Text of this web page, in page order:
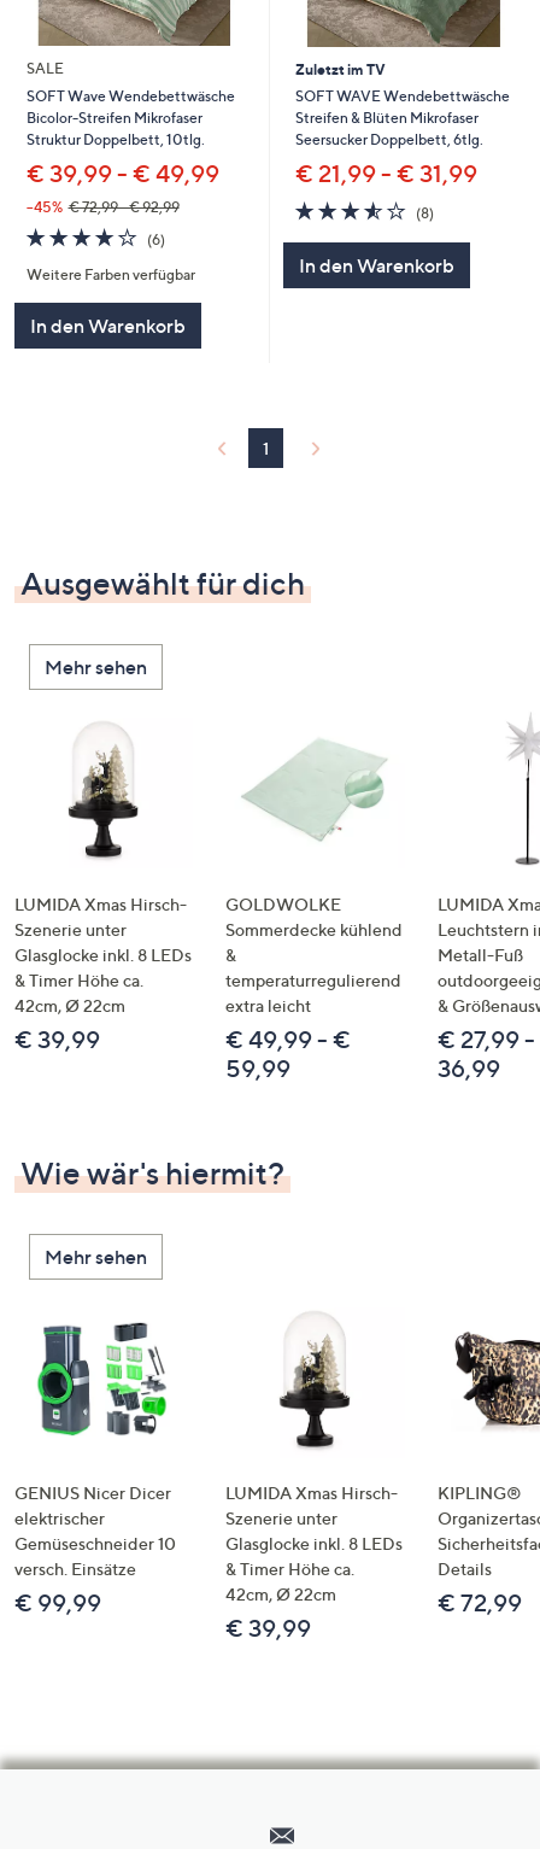
SALE
SOFT Wave Wendebettwäsche
Bicolor-Streifen Mikrofaser
Struktur Doppelbett, 10tlg.
€ 39,99 - € 49,99
--45% € 72,99 - € 92,99
3.7
von
5
(6)6
Weitere Farben verfügbar
In den Warenkorb
Zuletzt im TV
SOFT WAVE Wendebettwäsche
Streifen & Blüten Mikrofaser
Seersucker Doppelbett, 6tlg.
€ 21,99 - € 31,99
3.5
von
(8)8
In den Warenkorb
1
Ausgewählt für dich
Mehr sehen
LUMIDA Xmas Hirsch-
Szenerie unter
Glasglocke inkl. 8 LEDs
& Timer Höhe ca.
42cm, Ø 22cm
€ 39,99
GOLDWOLKE
Sommerdecke kühlend
&
temperaturregulierend
extra leicht
€ 49,99 - €
59,99
LUMIDA
Leuchtstern
Metall-Fuß
&
€ 27,99
36,99
Wie wär's hiermit?
Mehr sehen
GENIUS Nicer Dicer
elektrischer
Gemüseschneider 10
versch. Einsätze
€ 99,99
LUMIDA Xmas Hirsch-
Szenerie unter
Glasglocke inkl. 8 LEDs
& Timer Höhe ca.
42cm, Ø 22cm
€ 39,99
KIPLING®
Details
€ 72,99